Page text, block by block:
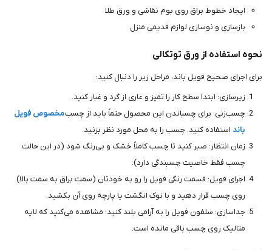
ایجاد خطوط براق روی بوم نقاشی و ورق طلا
بازسازی و نوسازی لوازم قدیمی منزل
نحوه استفاده از ورق توتکالی
برای اجرای صحیح فویل باند، مراحل زیر را دنبال کنید:
زیرسازی: ابتدا سطح کار را تمیز و عاری از گرد و غبار کنید.
چسب‌زنی: برای چسباندن این محصول حتماً باید از چسبمخصوص فویل
باند استفاده کنید. چسب را به محل مورد نظر بزنید.
زمان انتظار: صبر کنید تا چسب کاملاً خشک و بی‌رنگ شود (در این حالت
چسب فقط خاصیت چسبندگی دارد).
اجرای فویل: قسمت رنگی فویل را رو به خودتان (سمت براق به سمت بالا)
روی چسب قرار دهید و با نوک انگشت یا پارچه روی آن بکشید.
جداسازی: سلفون فویل را به آرامی بلند کنید؛ مشاهده می‌کنید که لایه
متالیک روی چسب باقی مانده است.